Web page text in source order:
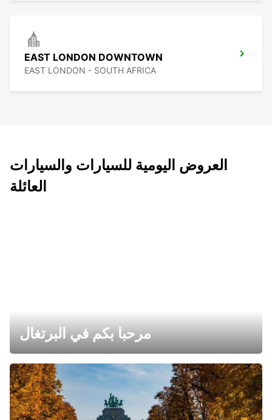
EAST LONDON DOWNTOWN
EAST LONDON - SOUTH AFRICA
العروض اليومية للسيارات والسيارات
العائلة
مرحبا بكم في البرتغال